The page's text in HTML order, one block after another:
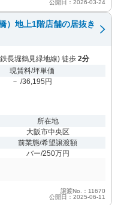
公開日：2026-03-24
）地上1階店舗の居抜き
長堀鶴見緑地線) 徒歩 2分
現賃料/坪単価
－ /36,195円
所在地
大阪市中央区
前業態/希望譲渡額
バー/250万円
譲渡No.：11670
公開日：2025-06-11